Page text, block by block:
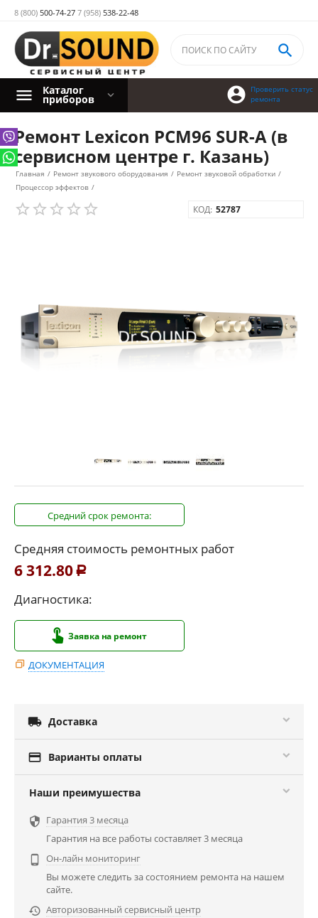
8 (800) 500-74-27 7 (958) 538-22-48
Проверить статус
ремонта


Каталог
приборов
Ремонт Lexicon PCM96 SUR-A (в
сервисном центре г. Казань)
Главная / Ремонт звукового оборудования / Ремонт звуковой обработки /
Процессор эффектов /
КОД: 52787
Средний срок ремонта:
Средняя стоимость ремонтных работ
6 312.80 Р
Диагностика:
Заявка на ремонт
ДОКУМЕНТАЦИЯ
 Доставка
 Варианты оплаты
Наши преимушества
 Гарантия 3 месяца
Гарантия на все работы составляет 3 месяца

Он-лайн мониторинг
Вы можете следить за состоянием ремонта на нашем
сайте.
 Авторизованный сервисный центр